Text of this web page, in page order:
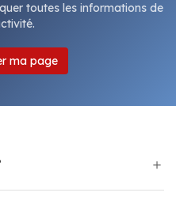
toutes les informations de
ma page